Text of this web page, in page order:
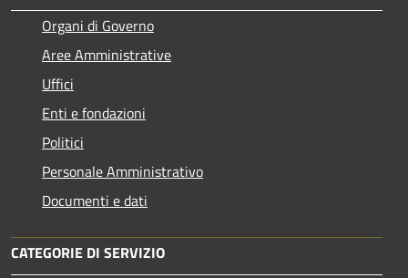
Organi di Governo
Aree Amministrative
Uffici
Enti e fondazioni
Politici
Personale Amministrativo
Documenti e dati
CATEGORIE DI SERVIZIO